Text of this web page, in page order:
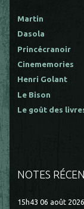
Martin
Dasola
Princécranoir
Cinememories
Henri Golant
Le Bison
Le goût des
NOTES
15h43 06 août 2026